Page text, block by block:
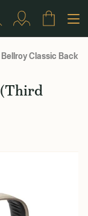
Bellroy Classic